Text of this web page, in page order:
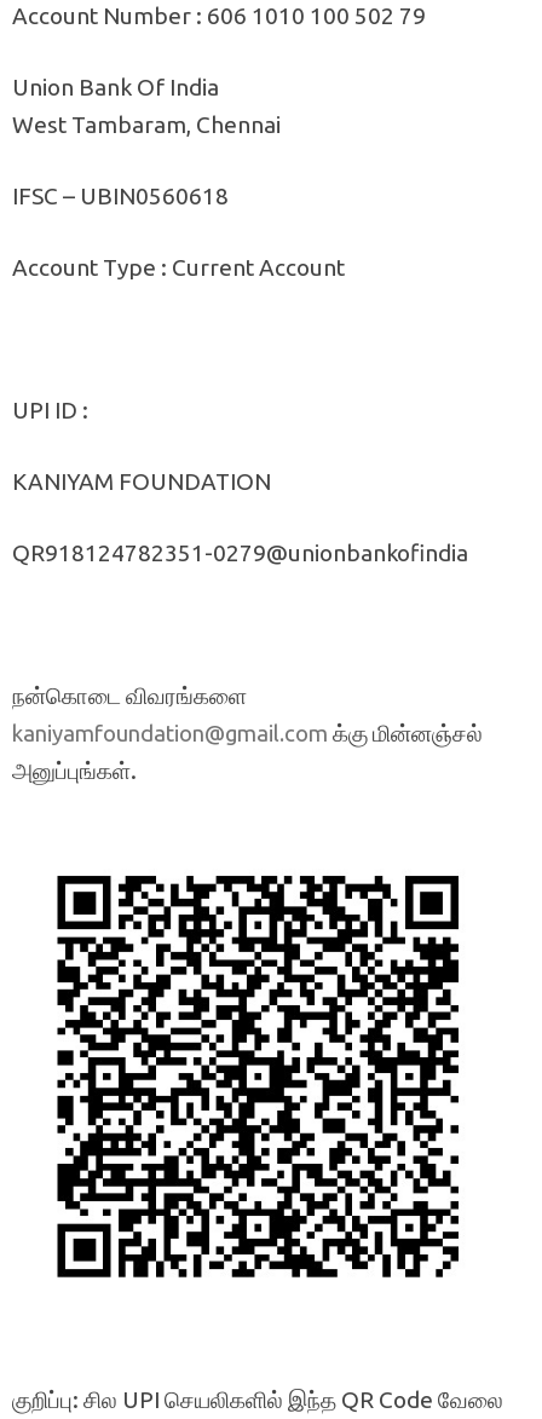
Account Number : 606 1010 100 502 79
Union Bank Of India
West Tambaram, Chennai
IFSC – UBIN0560618
Account Type : Current Account
UPI ID :
KANIYAM FOUNDATION
QR918124782351-0279@unionbankofindia
நன்கொடை விவரங்களை
kaniyamfoundation@gmail.com க்கு மின்னஞ்சல்
அனுப்புங்கள்.
குறிப்பு: சில UPI செயலிகளில் இந்த QR Code வேலை